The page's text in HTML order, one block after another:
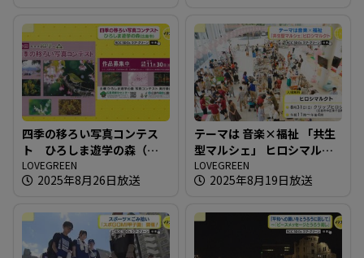
四季の移ろい写真コンテス
ト ひろしま遊学の森（広
島市）
LOVEGREEN
2025年8月26日放送
テーマは 音楽×福祉 「共生
型マルシェ」 ヒロシマルク
ト
LOVEGREEN
2025年8月19日放送